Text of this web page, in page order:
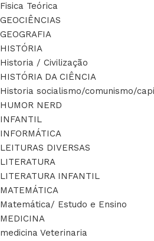
Fisica Teórica
GEOCIÊNCIAS
GEOGRAFIA
HISTÓRIA
Historia / Civilização
HISTÓRIA DA CIÊNCIA
Historia socialismo/comunismo/
HUMOR NERD
INFANTIL
INFORMÁTICA
LEITURAS DIVERSAS
LITERATURA
LITERATURA INFANTIL
MATEMÁTICA
Matemática/ Estudo e Ensino
MEDICINA
medicina Veterinaria